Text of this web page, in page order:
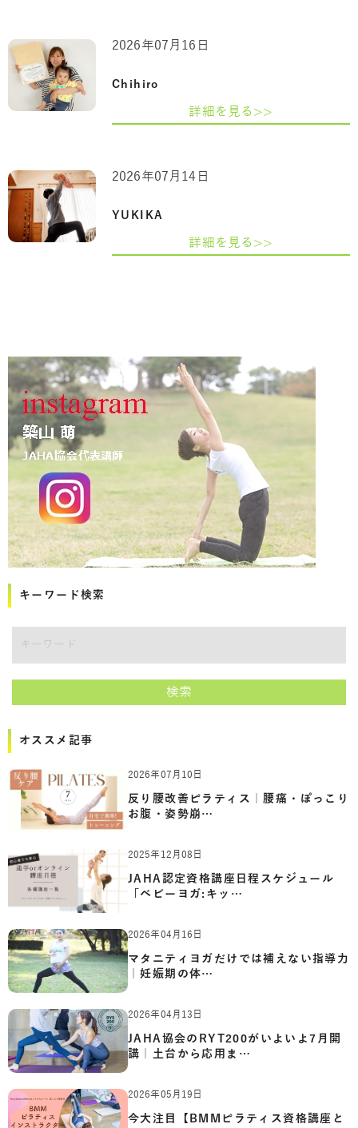
Chihiro
2026年07月16日
詳細を見る>>
YUKIKA
2026年07月14日
詳細を見る>>
キーワード検索
検索
オススメ記事
2026年07月10日
反り腰改善ピラティス｜腰痛・ぽっこり
お腹・姿勢崩…
2025年12月08日
JAHA認定資格講座日程スケジュール
「ベビーヨガ:キッ…
2026年04月16日
マタニティヨガだけでは補えない指導力
｜妊娠期の体…
2026年04月13日
JAHA協会のRYT200がいよいよ7月開
講｜土台から応用ま…
2026年05月19日
今大注目【BMMピラティス資格講座と